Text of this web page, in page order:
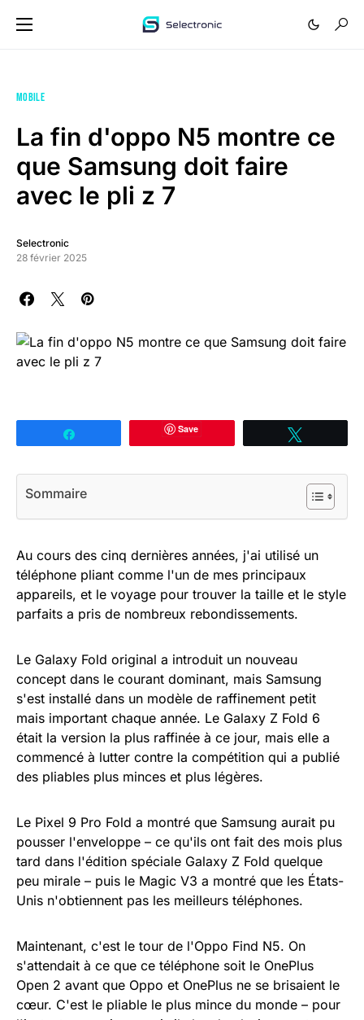
MOBILE
La fin d'oppo N5 montre ce
que Samsung doit faire
avec le pli z 7
Selectronic
28 février 2025
Save
Sommaire
Au cours des cinq dernières années, j'ai utilisé un
téléphone pliant comme l'un de mes principaux
appareils, et le voyage pour trouver la taille et le style
parfaits a pris de nombreux rebondissements.
Le Galaxy Fold original a introduit un nouveau
concept dans le courant dominant, mais Samsung
s'est installé dans un modèle de raffinement petit
mais important chaque année. Le Galaxy Z Fold 6
était la version la plus raffinée à ce jour, mais elle a
commencé à lutter contre la compétition qui a publié
des pliables plus minces et plus légères.
Le Pixel 9 Pro Fold a montré que Samsung aurait pu
pousser l'enveloppe – ce qu'ils ont fait des mois plus
tard dans l'édition spéciale Galaxy Z Fold quelque
peu mirale – puis le Magic V3 a montré que les États-
Unis n'obtiennent pas les meilleurs téléphones.
Maintenant, c'est le tour de l'Oppo Find N5. On
s'attendait à ce que ce téléphone soit le OnePlus
Open 2 avant que Oppo et OnePlus ne se brisaient le
cœur. C'est le pliable le plus mince du monde – pour